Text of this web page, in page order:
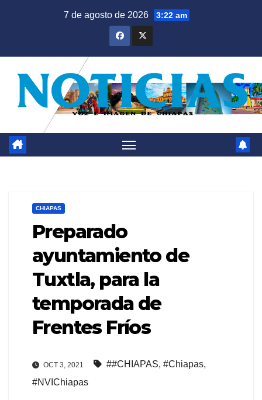
7 de agosto de 2026 3:22 am
CHIAPAS
Preparado
ayuntamiento de
Tuxtla, para la
temporada de
Frentes Fríos
OCT 3, 2021 ##CHIAPAS, #Chiapas,
#NVIChiapas